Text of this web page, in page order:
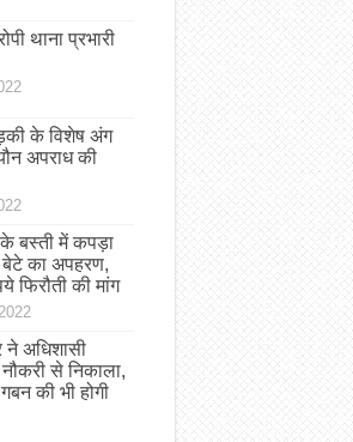
थाना प्रभारी
के विशेष अंग
अपराध की
बस्ती में कपड़ा
बेटे का अपहरण,
फिरौती की मांग
ने अधिशासी
से निकाला,
की भी होगी